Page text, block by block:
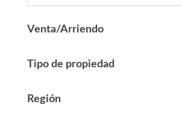
Venta/Arriendo
Tipo de propiedad
Región